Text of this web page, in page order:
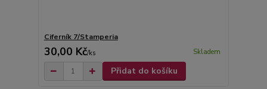
Ciferník 7/Stamperia
30,00 Kč/ks Skladem
Přidat do košíku